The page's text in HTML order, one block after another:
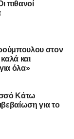
και από ομάδες
S. Maria
την
Σμύρνης.
και
Newsγια να
Ελλάδα και τον
πιθανοί
στον
και
όλα»
Κάτω
για το